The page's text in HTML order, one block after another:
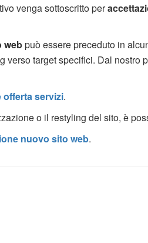
venga sottoscritto per
webpuò essere preceduto in
verso target specifici. Dal nostro
offerta servizi.
o il restyling del sito, è
nuovo sito web.